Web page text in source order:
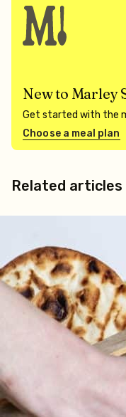
New to Marley
Get started with the
Choose a meal plan
Related articles